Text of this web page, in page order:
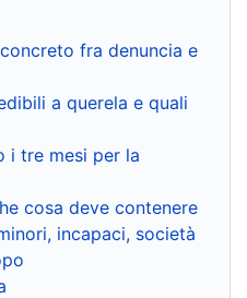
fra denuncia e
a querela e quali
i tre mesi per la
cosa deve contenere
incapaci, società